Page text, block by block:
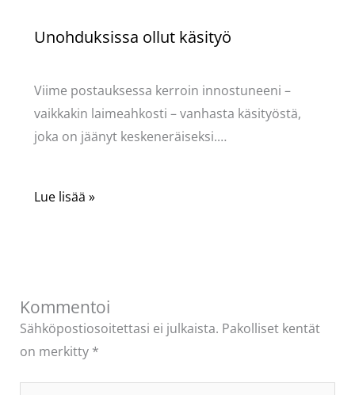
Unohduksissa ollut käsityö
Viime postauksessa kerroin innostuneeni –
vaikkakin laimeahkosti – vanhasta käsityöstä,
joka on jäänyt keskeneräiseksi.…
Lue lisää »
Kommentoi
Sähköpostiosoitettasi ei julkaista. Pakolliset kentät
on merkitty *